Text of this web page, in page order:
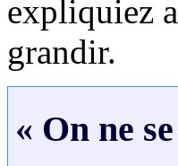
expliquiez
grandir.
« On ne